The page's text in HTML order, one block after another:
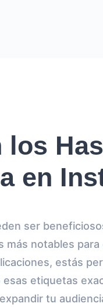
en
ser
más notables
estás
etiquetas
tu